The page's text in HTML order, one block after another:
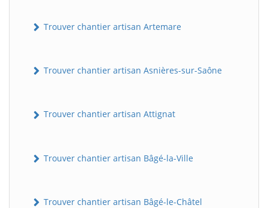
Trouver chantier artisan Artemare
Trouver chantier artisan Asnières-sur-Saône
Trouver chantier artisan Attignat
Trouver chantier artisan Bâgé-la-Ville
Trouver chantier artisan Bâgé-le-Châtel